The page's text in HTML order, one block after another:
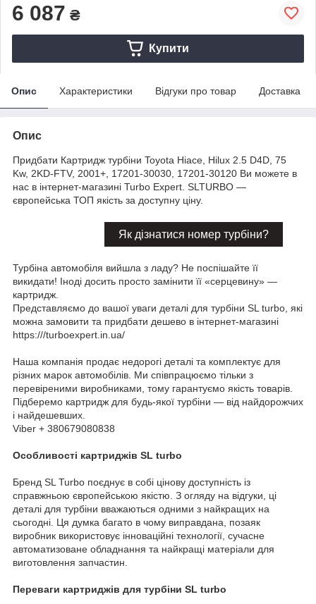
6 087 ₴
Купити
Опис Характеристики Відгуки про товар Доставка
Опис
Придбати Картридж турбіни Toyota Hiace, Hilux 2.5 D4D, 75
Kw, 2KD-FTV, 2001+, 17201-30030, 17201-30120 Ви можете в
нас в інтернет-магазині Turbo Expert. SLTURBO —
європейська ТОП якість за доступну ціну.
Як дізнатися номер турбіни?
Турбіна автомобіля вийшла з ладу? Не поспішайте її
викидати! Іноді досить просто замінити її «серцевину» —
картридж.
Представляємо до вашої уваги деталі для турбіни SL turbo, які
можна замовити та придбати дешево в інтернет-магазині
https:///turboexpert.in.ua/
Наша компанія продає недорогі деталі та комплектує для
різних марок автомобілів. Ми співпрацюємо тільки з
перевіреними виробниками, тому гарантуємо якість товарів.
Підберемо картридж для будь-якої турбіни — від найдорожчих
і найдешевших.
Viber + 380679080838
Особливості картриджів SL turbo
Бренд SL Turbo поєднує в собі цінову доступність із
справжньою європейською якістю. З огляду на відгуки, ці
деталі для турбіни вважаються одними з найкращих на
сьогодні. Ця думка багато в чому виправдана, позаяк
виробник використовує інноваційні технології, сучасне
автоматизоване обладнання та найкращі матеріали для
виготовлення запчастин.
Переваги картриджів для турбіни SL turbo